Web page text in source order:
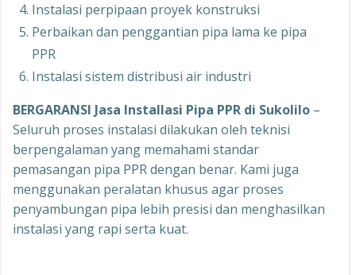
Instalasi perpipaan proyek konstruksi
Perbaikan dan penggantian pipa lama ke pipa
PPR
Instalasi sistem distribusi air industri
BERGARANSI Jasa Installasi Pipa PPR di Sukolilo –
Seluruh proses instalasi dilakukan oleh teknisi
berpengalaman yang memahami standar
pemasangan pipa PPR dengan benar. Kami juga
menggunakan peralatan khusus agar proses
penyambungan pipa lebih presisi dan menghasilkan
instalasi yang rapi serta kuat.